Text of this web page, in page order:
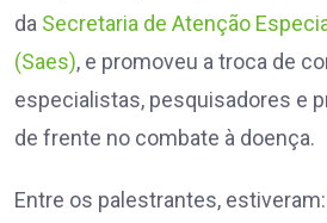
da Secretaria de Atenção
(Saes), e promoveu a troca de
especialistas, pesquisadores e
de frente no combate à doença.
Entre os palestrantes,